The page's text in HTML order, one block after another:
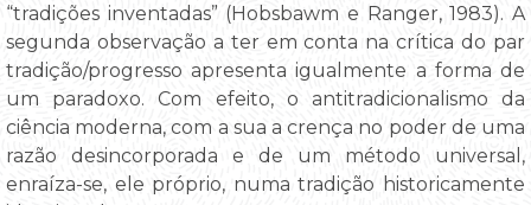
“tradições inventadas” (Hobsbawm e Ranger, 1983). A
segunda observação a ter em conta na crítica do par
tradição/progresso apresenta igualmente a forma de
um paradoxo. Com efeito, o antitradicionalismo da
ciência moderna, com a sua a crença no poder de uma
razão desincorporada e de um método universal,
enraíza-se, ele próprio, numa tradição historicamente